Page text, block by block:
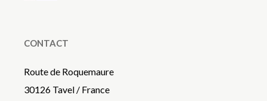
CONTACT
Route de Roquemaure
30126 Tavel / France